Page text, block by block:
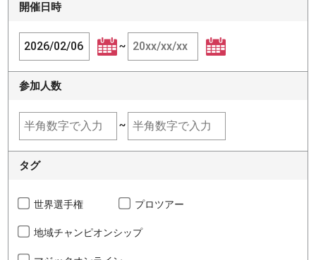
開催日時
~
参加人数
~
タグ
世界選手権 プロツアー
地域チャンピオンシップ